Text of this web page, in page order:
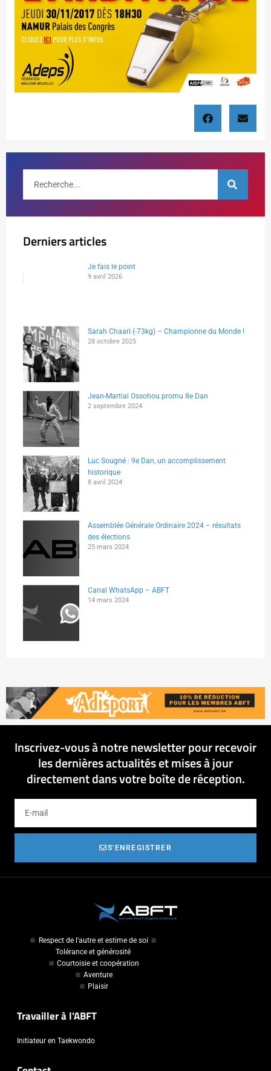
Derniers articles
Je fais le point
9 avril 2026
Sarah Chaari (-73kg) – Championne du Monde !
28 octobre 2025
Jean-Martial Ossohou promu 8e Dan
2 septembre 2024
Luc Sougné : 9e Dan, un accomplissement
historique
8 avril 2024
Assemblée Générale Ordinaire 2024 – résultats
des élections
25 mars 2024
Canal WhatsApp – ABFT
14 mars 2024
Inscrivez-vous à notre newsletter pour recevoir
les dernières actualités et mises à jour
directement dans votre boîte de réception.
S'ENREGISTRER
Respect de l'autre et estime de soi
Tolérance et générosité
Courtoisie et coopération
Aventure
Plaisir
Travailler à l'ABFT
Initiateur en Taekwondo